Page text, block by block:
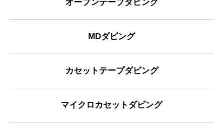
オープンテープダビング
MDダビング
カセットテープダビング
マイクロカセットダビング